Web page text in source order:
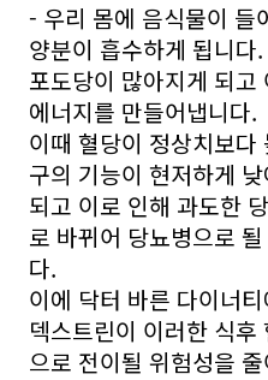
- 우리 몸에 음식물이 들
양분이 흡수하게 됩니
포도당이 많아지게 되고
에너지를 만들어냅니다.
이때 혈당이 정상치보다
구의 기능이 현저하게
되고 이로 인해 과도한
로 바뀌어 당뇨병으로
다.
이에 닥터 바른 다이너
덱스트린이 이러한 식
으로 전이될 위험성을